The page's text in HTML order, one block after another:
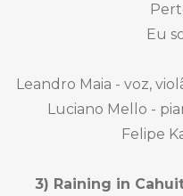
Eu
Leandro Maia - voz,
Luciano Mello -
Felipe
3) Raining in